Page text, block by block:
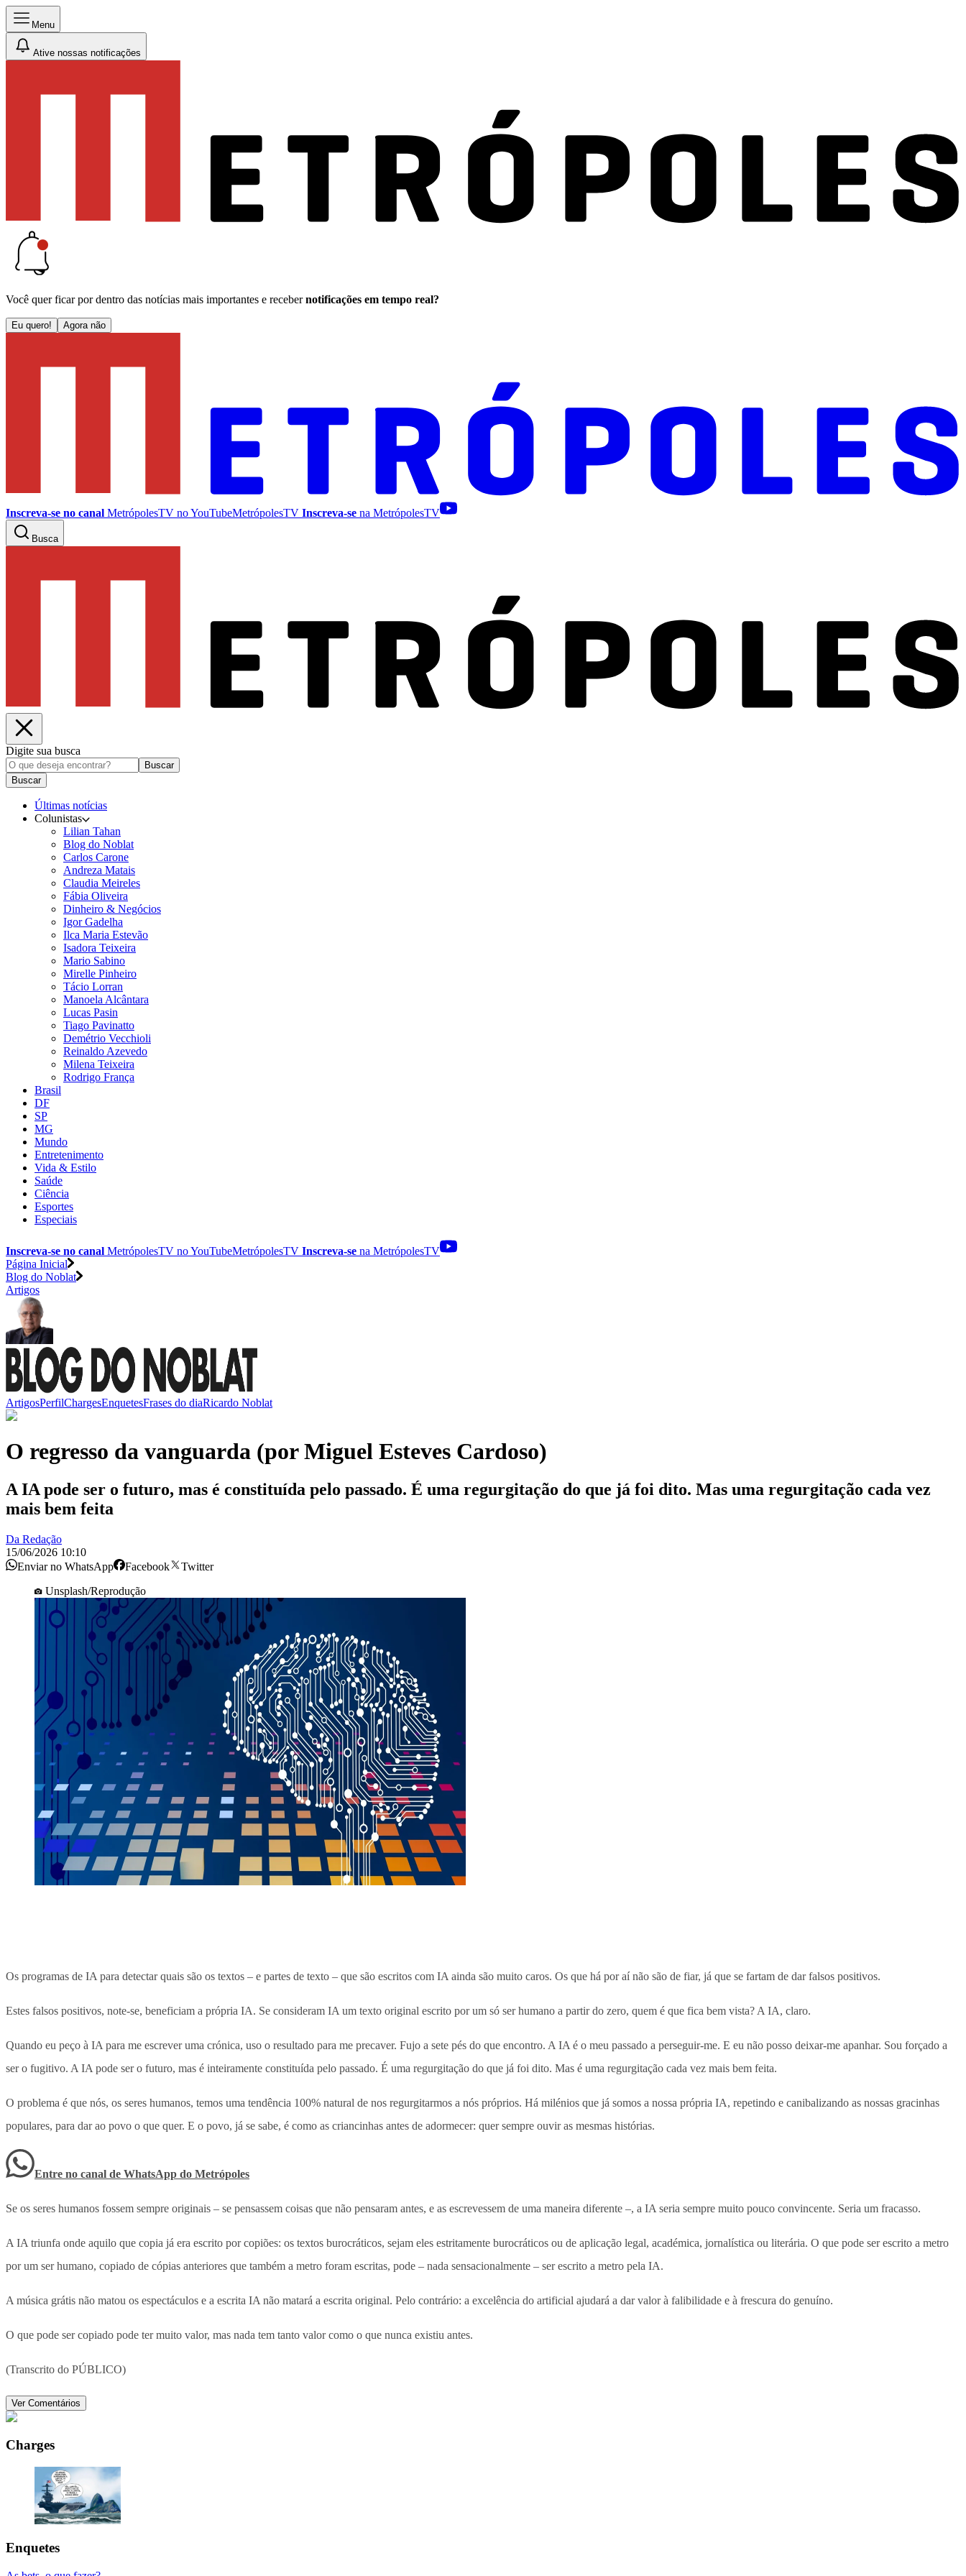
Menu
Ative nossas notificações
Você quer ficar por dentro das notícias mais importantes e receber notificações em tempo real?
Eu quero! Agora não
Inscreva-se no canal MetrópolesTV noYouTubeMetrópolesTV Inscreva-se na MetrópolesTV
Busca
Digite sua busca
Buscar
Buscar
Últimas notícias
Colunistas
Lilian Tahan
Blog do Noblat
Carlos Carone
Andreza Matais
Claudia Meireles
Fábia Oliveira
Dinheiro & Negócios
Igor Gadelha
Ilca Maria Estevão
Isadora Teixeira
Mario Sabino
Mirelle Pinheiro
Tácio Lorran
Manoela Alcântara
Lucas Pasin
Tiago Pavinatto
Demétrio Vecchioli
Reinaldo Azevedo
Milena Teixeira
Rodrigo França
Brasil
DF
SP
MG
Mundo
Entretenimento
Vida & Estilo
Saúde
Ciência
Esportes
Especiais
Inscreva-se no canal MetrópolesTV noYouTubeMetrópolesTV Inscreva-se na MetrópolesTV
Página Inicial
Blog do Noblat
Artigos
ArtigosPerfilChargesEnquetesFrases do diaRicardo Noblat
O regresso da vanguarda (por Miguel Esteves Cardoso)
A IA pode ser o futuro, mas é constituída pelo passado. É uma regurgitação do que já foi dito. Mas uma regurgitação cada vez
mais bem feita
Da Redação
15/06/2026 10:10
Enviar no WhatsApp
Facebook
Twitter
Unsplash/Reprodução
Os programas de IA para detectar quais são os textos – e partes de texto – que são escritos com IA ainda são muito caros. Os que há por aí não são de fiar, já que se fartam de dar falsos positivos.
Estes falsos positivos, note-se, beneficiam a própria IA. Se consideram IA um texto original escrito por um só ser humano a partir do zero, quem é que fica bem vista? A IA, claro.
Quando eu peço à IA para me escrever uma crónica, uso o resultado para me precaver. Fujo a sete pés do que encontro. A IA é o meu passado a perseguir-me. E eu não posso deixar-me apanhar. Sou forçado a
ser o fugitivo. A IA pode ser o futuro, mas é inteiramente constituída pelo passado. É uma regurgitação do que já foi dito. Mas é uma regurgitação cada vez mais bem feita.
O problema é que nós, os seres humanos, temos uma tendência 100% natural de nos regurgitarmos a nós próprios. Há milénios que já somos a nossa própria IA, repetindo e canibalizando as nossas gracinhas
populares, para dar ao povo o que quer. E o povo, já se sabe, é como as criancinhas antes de adormecer: quer sempre ouvir as mesmas histórias.
Entre no canal de WhatsApp do Metrópoles
Se os seres humanos fossem sempre originais – se pensassem coisas que não pensaram antes, e as escrevessem de uma maneira diferente –, a IA seria sempre muito pouco convincente. Seria um fracasso.
A IA triunfa onde aquilo que copia já era escrito por copiões: os textos burocráticos, sejam eles estritamente burocráticos ou de aplicação legal, académica, jornalística ou literária. O que pode ser escrito a metro
por um ser humano, copiado de cópias anteriores que também a metro foram escritas, pode – nada sensacionalmente – ser escrito a metro pela IA.
A música grátis não matou os espectáculos e a escrita IA não matará a escrita original. Pelo contrário: a excelência do artificial ajudará a dar valor à falibilidade e à frescura do genuíno.
O que pode ser copiado pode ter muito valor, mas nada tem tanto valor como o que nunca existiu antes.
(Transcrito do PÚBLICO)
Ver Comentários
Charges
Enquetes